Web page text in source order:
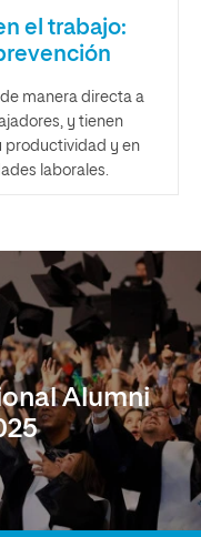
el trabajo:
manera directa a
y tienen
productividad y en
laborales.
Alumni